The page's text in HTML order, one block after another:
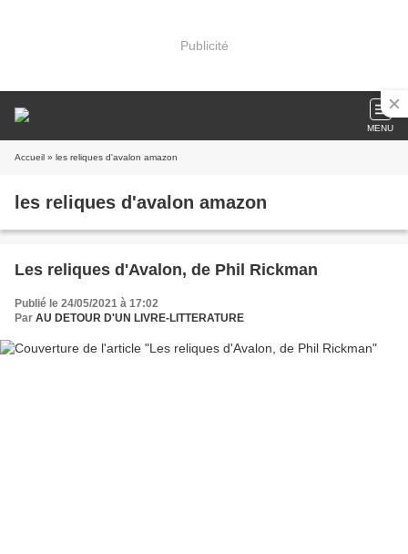
Publicité
MENU
Accueil » les reliques d'avalon amazon
les reliques d'avalon amazon
Les reliques d'Avalon, de Phil Rickman
Publié le 24/05/2021 à 17:02
Par AU DETOUR D'UN LIVRE-LITTERATURE